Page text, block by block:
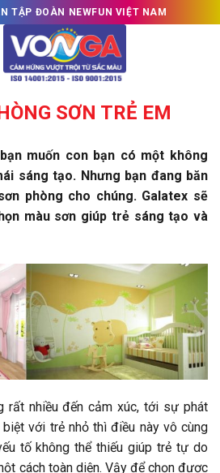
TẬP ĐOÀN NEWFUN VIỆT NAM
SƠN TRẺ EM
muốn con bạn có một không
sáng tạo. Nhưng bạn đang băn
phòng cho chúng. Galatex sẽ
màu sơn giúp trẻ sáng tạo và
rất nhiều đến cảm xúc, tới sự phát
với trẻ nhỏ thì điều này vô cùng
tố không thể thiếu giúp trẻ tự do
cách toàn diện. Vậy để chọn được